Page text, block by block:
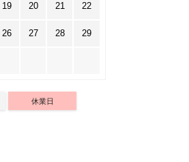
19 20 21 22
26 27 28 29
休業日